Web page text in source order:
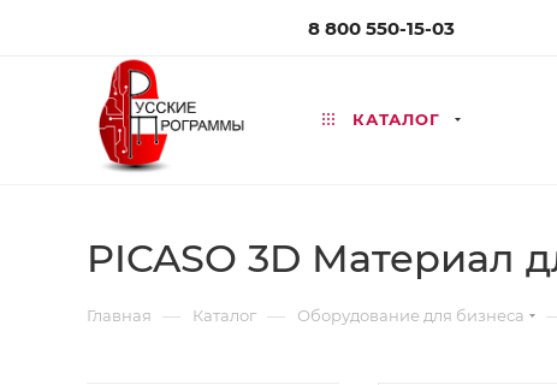
8 800 550-15-03
КАТАЛОГ
PICASO 3D Материал
Главная — Каталог — Оборудование для бизнеса